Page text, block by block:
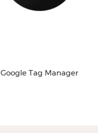
Google Tag Manager